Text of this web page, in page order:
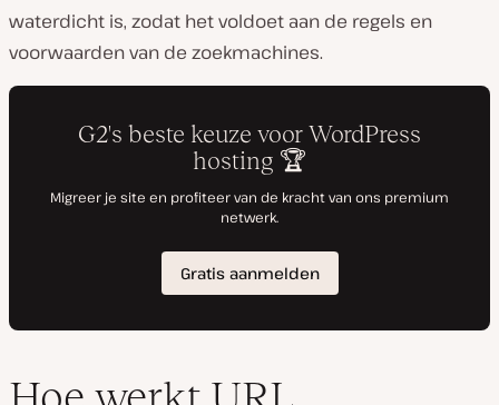
waterdicht is, zodat het voldoet aan de regels en
voorwaarden van de zoekmachines.